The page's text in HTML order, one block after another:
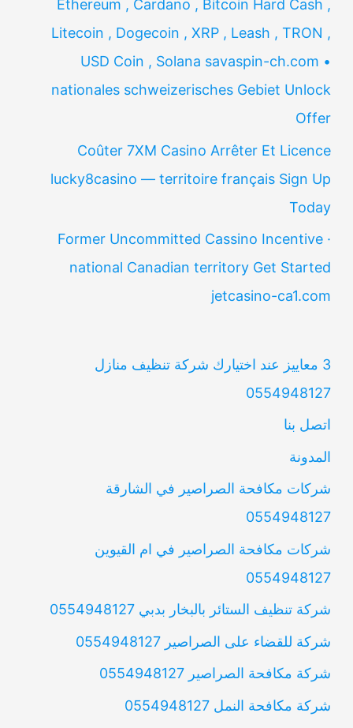
Ethereum , Cardano , Bitcoin Hard Cash ,
Litecoin , Dogecoin , XRP , Leash , TRON ,
USD Coin , Solana savaspin-ch.com •
nationales schweizerisches Gebiet Unlock
Offer
Coûter 7XM Casino Arrêter Et Licence
lucky8casino — territoire français Sign Up
Today
Former Uncommitted Cassino Incentive ·
national Canadian territory Get Started
jetcasino-ca1.com
3 معاييز عند اختيارك شركة تنظيف منازل
0554948127
اتصل بنا
المدونة
شركات مكافحة الصراصير في الشارقة
0554948127
شركات مكافحة الصراصير في ام القيوين
0554948127
شركة تنظيف الستائر بالبخار بدبي 0554948127
شركة للقضاء على الصراصير 0554948127
شركة مكافحة الصراصير 0554948127
شركة مكافحة النمل 0554948127